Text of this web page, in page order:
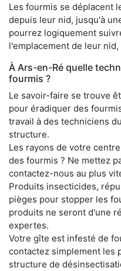
Les fourmis se déplacent
depuis leur nid, jusqu'à
pourrez logiquement
l'emplacement de leur
À Ars-en-Ré quelle
fourmis ?
Le savoir-faire se trouve
pour éradiquer des
travail à des techniciens
structure.
Les rayons de votre
des fourmis ? Ne mettez
contactez-nous au plus
Produits insecticides,
pièges pour stopper les
produits ne seront d'une
expertes.
Votre gîte est infesté de
contactez simplement les
structure de